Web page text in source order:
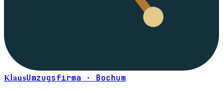
KlausUmzugsfirma · Bochum